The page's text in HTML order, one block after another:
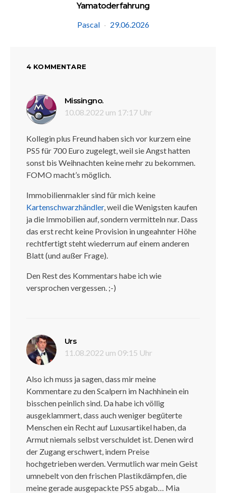
Yamatoderfahrung
Pascal
29.06.2026
4 KOMMENTARE
Missingno.sagt:
10.08.2022 um 17:17 Uhr
Kollegin plus Freund haben sich vor kurzem eine
PS5 für 700 Euro zugelegt, weil sie Angst hatten
sonst bis Weihnachten keine mehr zu bekommen.
FOMO macht’s möglich.
Immobilienmakler sind für mich keine
Kartenschwarzhändler, weil die Wenigsten kaufen
ja die Immobilien auf, sondern vermitteln nur. Dass
das erst recht keine Provision in ungeahnter Höhe
rechtfertigt steht wiederrum auf einem anderen
Blatt (und außer Frage).
Den Rest des Kommentars habe ich wie
versprochen vergessen. ;-)
Urssagt:
11.08.2022 um 09:15 Uhr
Also ich muss ja sagen, dass mir meine
Kommentare zu den Scalpern im Nachhinein ein
bisschen peinlich sind. Da habe ich völlig
ausgeklammert, dass auch weniger begüterte
Menschen ein Recht auf Luxusartikel haben, da
Armut niemals selbst verschuldet ist. Denen wird
der Zugang erschwert, indem Preise
hochgetrieben werden. Vermutlich war mein Geist
umnebelt von den frischen Plastikdämpfen, die
meine gerade ausgepackte PS5 abgab… Mia